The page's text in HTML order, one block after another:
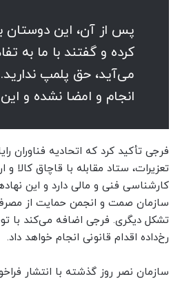
پس از آن، این دوستان
می‌آید، حق پلمپ
انجام و امضا نشده و
فرجی تأکید کرد که اتحادیه فناوران
تعزیرات، ستاد مقابله با قاچاق کالا
کارشناسی فنی و مالی دارد و این
سازمان صمت و انجمن حمایت از
تشکل دیگری. فرجی اضافه می‌کند با
رخ‌داده اقدام قانونی انجام خواهد داد.
سازمان نصر روز گذشته با انتشار